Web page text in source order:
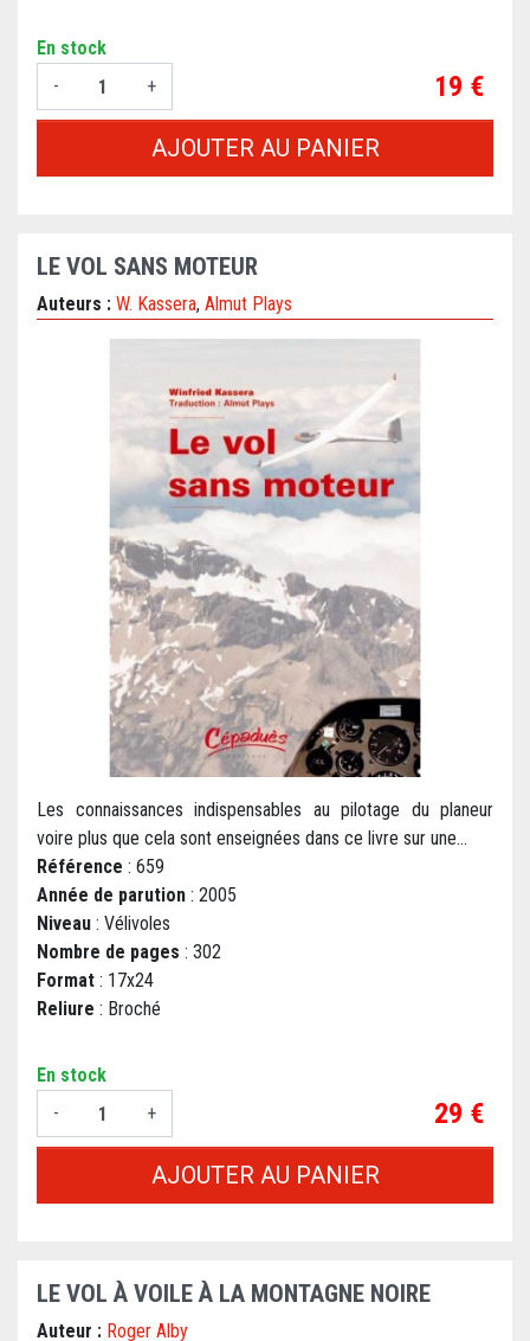
En stock
-
+ Prix
19 €
AJOUTER AU PANIER
LE VOL SANS MOTEUR
Auteurs : W. Kassera, Almut Plays
Les connaissances indispensables au pilotage du planeur
voire plus que cela sont enseignées dans ce livre sur une...
Référence : 659
Année de parution : 2005
Niveau : Vélivoles
Nombre de pages : 302
Format : 17x24
Reliure : Broché
En stock
-
+ Prix
29 €
AJOUTER AU PANIER
LE VOL À VOILE À LA MONTAGNE NOIRE
Auteur : Roger Alby